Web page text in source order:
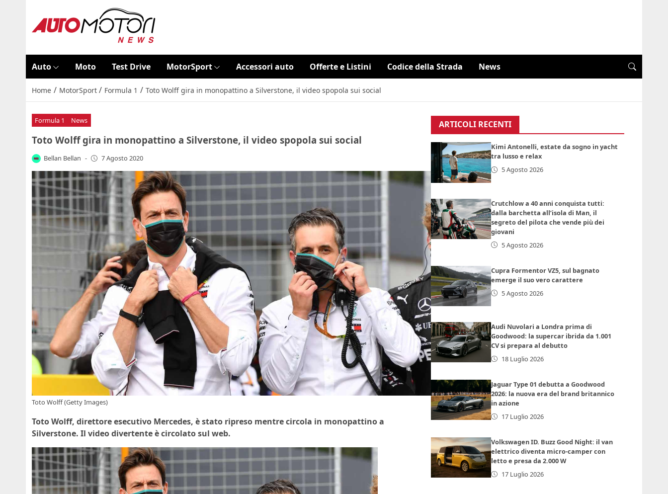
Auto Moto Test Drive MotorSport Accessori auto Offerte e Listini Codice della Strada News
Home / MotorSport / Formula 1 / Toto Wolff gira in monopattino a Silverstone, il video spopola sui social
Formula 1 News
Toto Wolff gira in monopattino a Silverstone, il video spopola sui social
Bellan Bellan - 7 Agosto 2020
Toto Wolff (Getty Images)
Toto Wolff, direttore esecutivo Mercedes, è stato ripreso mentre circola in monopattino a
Silverstone. Il video divertente è circolato sul web.
ARTICOLI RECENTI
Kimi Antonelli, estate da sogno in yacht
tra lusso e relax
5 Agosto 2026
Crutchlow a 40 anni conquista tutti:
dalla barchetta all’isola di Man, il
segreto del pilota che vende più dei
giovani
5 Agosto 2026
Cupra Formentor VZ5, sul bagnato
emerge il suo vero carattere
5 Agosto 2026
Audi Nuvolari a Londra prima di
Goodwood: la supercar ibrida da 1.001
CV si prepara al debutto
18 Luglio 2026
Jaguar Type 01 debutta a Goodwood
2026: la nuova era del brand britannico
in azione
17 Luglio 2026
Volkswagen ID. Buzz Good Night: il van
elettrico diventa micro-camper con
letto e presa da 2.000 W
17 Luglio 2026